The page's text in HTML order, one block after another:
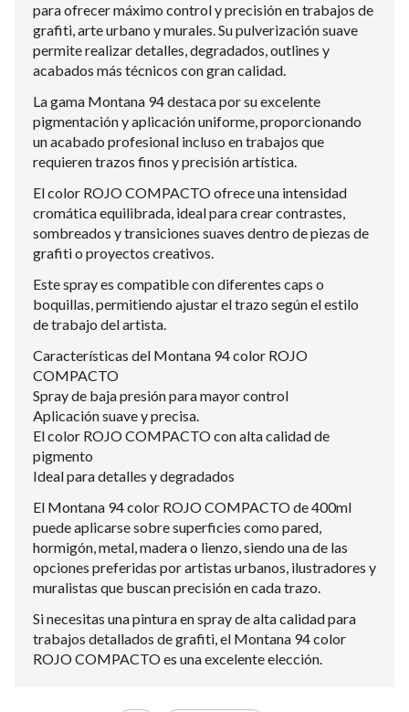
para ofrecer máximo control y precisión en trabajos de
grafiti, arte urbano y murales. Su pulverización suave
permite realizar detalles, degradados, outlines y
acabados más técnicos con gran calidad.
La gama Montana 94 destaca por su excelente
pigmentación y aplicación uniforme, proporcionando
un acabado profesional incluso en trabajos que
requieren trazos finos y precisión artística.
El color ROJO COMPACTO ofrece una intensidad
cromática equilibrada, ideal para crear contrastes,
sombreados y transiciones suaves dentro de piezas de
grafiti o proyectos creativos.
Este spray es compatible con diferentes caps o
boquillas, permitiendo ajustar el trazo según el estilo
de trabajo del artista.
Características del Montana 94 color ROJO
COMPACTO
Spray de baja presión para mayor control
Aplicación suave y precisa.
El color ROJO COMPACTO con alta calidad de
pigmento
Ideal para detalles y degradados
El Montana 94 color ROJO COMPACTO de 400ml
puede aplicarse sobre superficies como pared,
hormigón, metal, madera o lienzo, siendo una de las
opciones preferidas por artistas urbanos, ilustradores y
muralistas que buscan precisión en cada trazo.
Si necesitas una pintura en spray de alta calidad para
trabajos detallados de grafiti, el Montana 94 color
ROJO COMPACTO es una excelente elección.